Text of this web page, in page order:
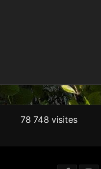
78 748 visites